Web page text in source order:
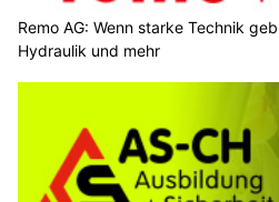
Remo AG: Wenn starke Technik
Hydraulik und mehr